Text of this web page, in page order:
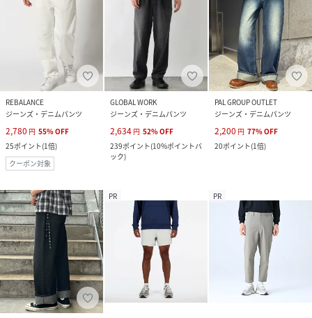
REBALANCE
ジーンズ・デニムパンツ
2,780 円 55%OFF
25ポイント(1倍)
クーポン対象
GLOBAL WORK
ジーンズ・デニムパンツ
2,634 円 52%OFF
239ポイント(10%ポイントバ
ック)
PAL GROUP OUTLET
ジーンズ・デニムパンツ
2,200 円 77%OFF
20ポイント(1倍)
PR PR